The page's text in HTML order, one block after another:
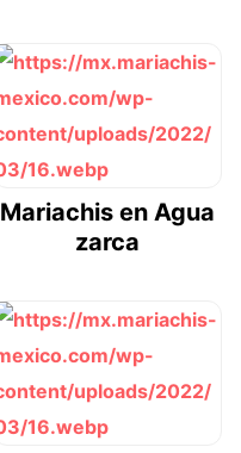
Mariachis en Agua
zarca